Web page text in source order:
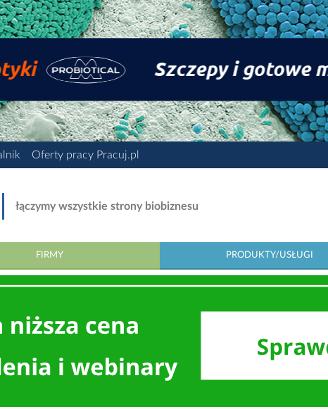
Oferty pracy Pracuj.pl
łączymy wszystkie strony biobiznesu
FIRMY PRODUKTY/USŁUGI